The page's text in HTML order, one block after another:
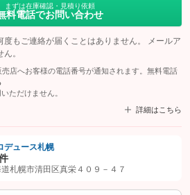
まずは在庫確認・見積り依頼
料電話でお問い合わせ
度もご連絡が届くことはありません。 メールア
。
店へお客様の電話番号が通知されます。無料電話
ただけません。
詳細はこちら
トを友だち追加してから「許可する」ボタンを押
ュース札幌
札幌市清田区真栄４０９－４７